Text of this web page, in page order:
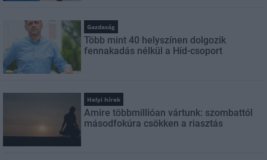
Gazdaság
Több mint 40 helyszínen dolgozik
fennakadás nélkül a Híd-csoport
Helyi hírek
Amire többmillióan vártunk: szombattól
másodfokúra csökken a riasztás